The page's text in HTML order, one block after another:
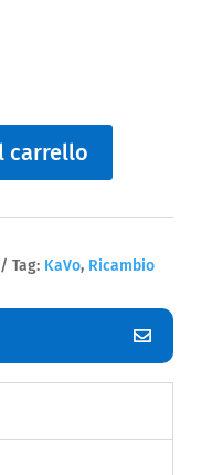
carrello
Tag: KaVo, Ricambio